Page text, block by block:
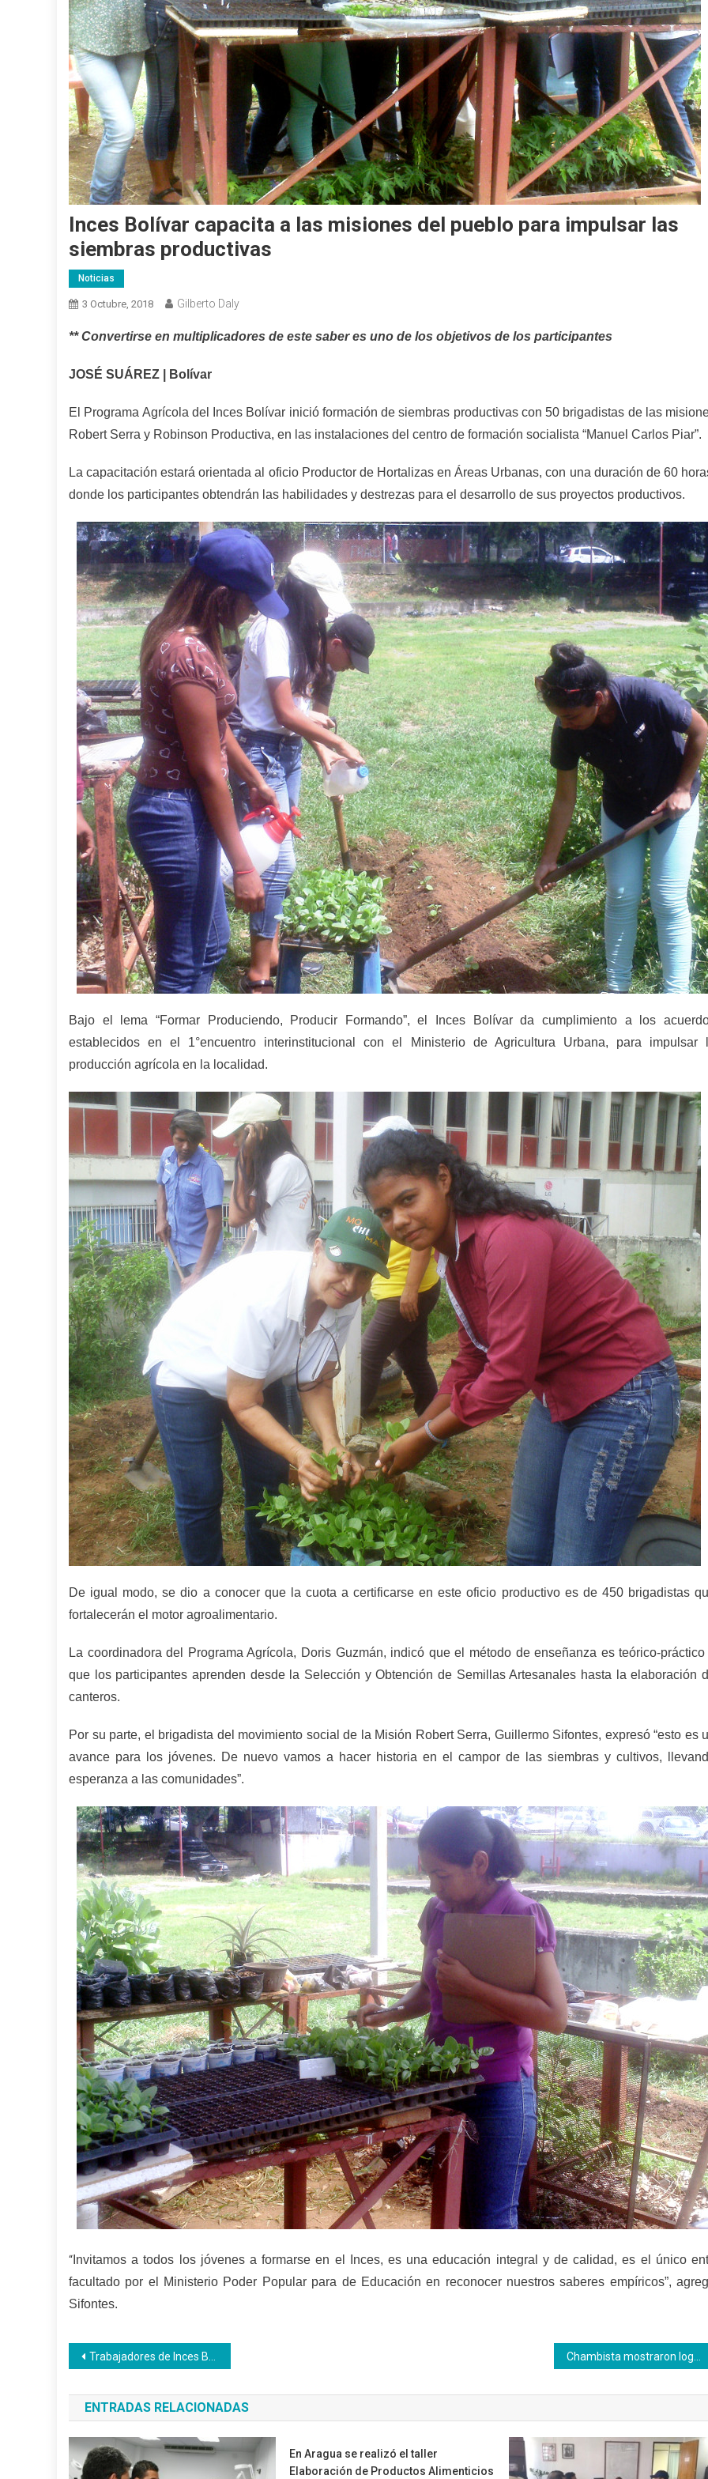
Inces Bolívar capacita a las misiones del pueblo para impulsar las
siembras productivas
Noticias
3 Octubre, 2018 Gilberto Daly
** Convertirse en multiplicadores de este saber es uno de los objetivos de los participantes
JOSÉ SUÁREZ | Bolívar
El Programa Agrícola del Inces Bolívar inició formación de siembras productivas con 50 brigadistas de las
Robert Serra y Robinson Productiva, en las instalaciones del centro de formación socialista “Manuel Carlos Piar”.
La capacitación estará orientada al oficio Productor de Hortalizas en Áreas Urbanas, con una duración de 60
donde los participantes obtendrán las habilidades y destrezas para el desarrollo de sus proyectos productivos.
Bajo el lema “Formar Produciendo, Producir Formando”, el Inces Bolívar da cumplimiento a los
establecidos en el 1°encuentro interinstitucional con el Ministerio de Agricultura Urbana, para impulsar
producción agrícola en la localidad.
De igual modo, se dio a conocer que la cuota a certificarse en este oficio productivo es de 450 brigadistas
fortalecerán el motor agroalimentario.
La coordinadora del Programa Agrícola, Doris Guzmán, indicó que el método de enseñanza es teórico-práctico
que los participantes aprenden desde la Selección y Obtención de Semillas Artesanales hasta la elaboración
canteros.
Por su parte, el brigadista del movimiento social de la Misión Robert Serra, Guillermo Sifontes, expresó “esto es
avance para los jóvenes. De nuevo vamos a hacer historia en el campor de las siembras y cultivos,
esperanza a las comunidades”.
“ Invitamos a todos los jóvenes a formarse en el Inces, es una educación integral y de calidad, es el único
facultado por el Ministerio Poder Popular para de Educación en reconocer nuestros saberes empíricos”,
Sifontes.
Navegación
de
entradas
Trabajadores de Inces Barinas adquieren uniformes escolares
ENTRADAS RELACIONADAS
En Aragua se realizó el taller
Elaboración de Productos Alimenticios